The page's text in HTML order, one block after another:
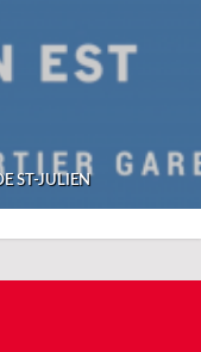
ST-JULIEN